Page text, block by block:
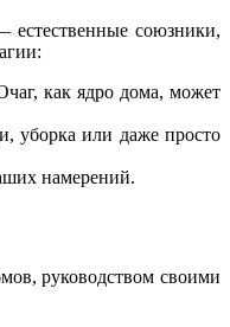
союзники,
как ядро ​​дома, может
уборка или даже просто
намерений.
руководством своими